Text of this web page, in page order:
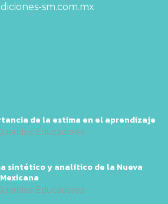
sm.com.mx
de la estima en el aprendizaje
Educadores
sintético y analítico de la Nueva
Educadores